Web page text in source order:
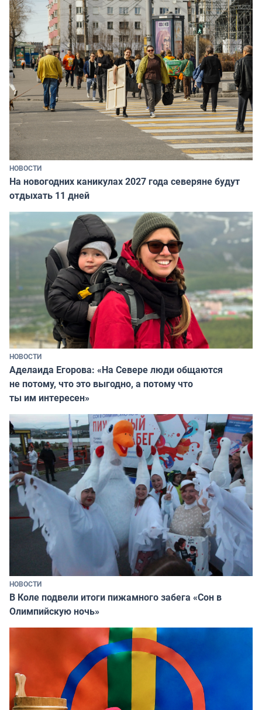
НОВОСТИ
На новогодних каникулах 2027 года северяне будут
отдыхать 11 дней
НОВОСТИ
Аделаида Егорова: «На Севере люди общаются
не потому, что это выгодно, а потому что
ты им интересен»
НОВОСТИ
В Коле подвели итоги пижамного забега «Сон в
Олимпийскую ночь»